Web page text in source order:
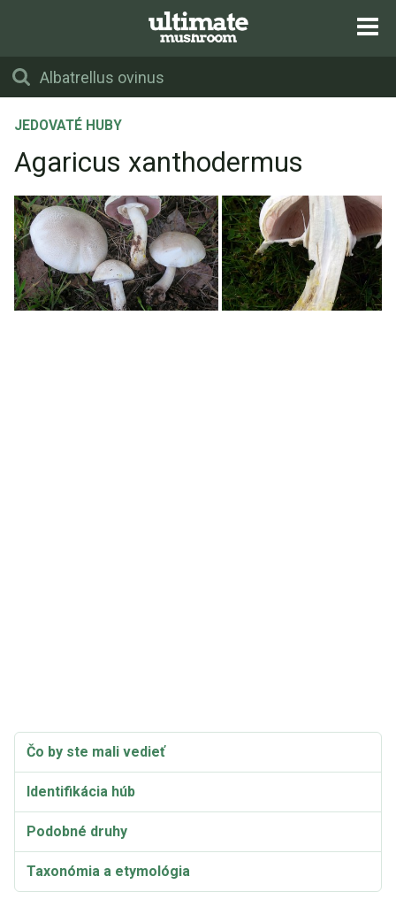
JEDOVATÉ HUBY
Agaricus xanthodermus
Čo by ste mali vedieť
Identifikácia húb
Podobné druhy
Taxonómia a etymológia